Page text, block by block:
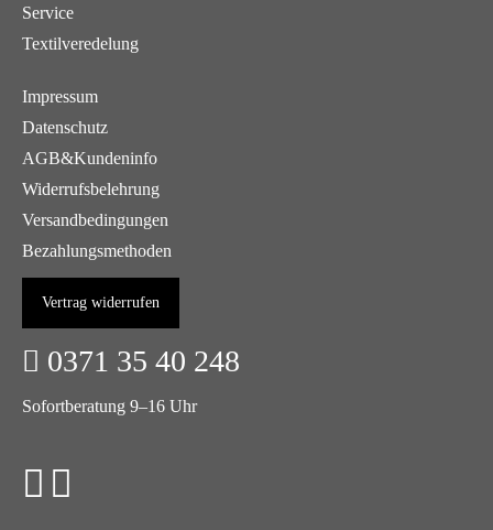
Service
Textilveredelung
Impressum
Datenschutz
AGB&Kundeninfo
Widerrufsbelehrung
Versandbedingungen
Bezahlungsmethoden
Vertrag widerrufen
0371 35 40 248
Sofortberatung 9–16 Uhr